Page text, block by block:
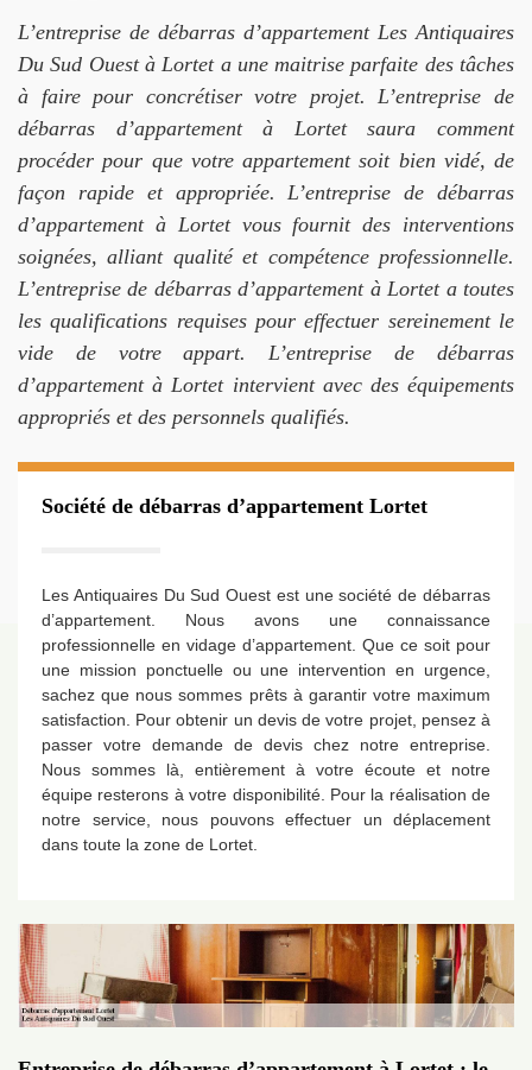
L’entreprise de débarras d’appartement Les Antiquaires
Du Sud Ouest à Lortet a une maitrise parfaite des tâches
à faire pour concrétiser votre projet. L’entreprise de
débarras d’appartement à Lortet saura comment
procéder pour que votre appartement soit bien vidé, de
façon rapide et appropriée. L’entreprise de débarras
d’appartement à Lortet vous fournit des interventions
soignées, alliant qualité et compétence professionnelle.
L’entreprise de débarras d’appartement à Lortet a toutes
les qualifications requises pour effectuer sereinement le
vide de votre appart. L’entreprise de débarras
d’appartement à Lortet intervient avec des équipements
appropriés et des personnels qualifiés.
Société de débarras d’appartement Lortet
Les Antiquaires Du Sud Ouest est une société de débarras
d’appartement. Nous avons une connaissance
professionnelle en vidage d’appartement. Que ce soit pour
une mission ponctuelle ou une intervention en urgence,
sachez que nous sommes prêts à garantir votre maximum
satisfaction. Pour obtenir un devis de votre projet, pensez à
passer votre demande de devis chez notre entreprise.
Nous sommes là, entièrement à votre écoute et notre
équipe resterons à votre disponibilité. Pour la réalisation de
notre service, nous pouvons effectuer un déplacement
dans toute la zone de Lortet.